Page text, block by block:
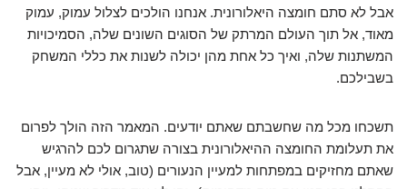
אבל לא סתם חומצה היאלורונית. אנחנו הולכים לצלול עמוק, עמוק
מאוד, אל תוך העולם המרתק של הסוגים השונים שלה, הסמיכויות
המשתנות שלה, ואיך כל אחת מהן יכולה לשנות את כללי המשחק
בשבילכם.
תשכחו מכל מה שחשבתם שאתם יודעים. המאמר הזה הולך לפרום
את תעלומת החומצה ההיאלורונית בצורה שתגרום לכם להרגיש
שאתם מחזיקים במפתחות למעיין הנעורים (טוב, אולי לא מעיין, אבל